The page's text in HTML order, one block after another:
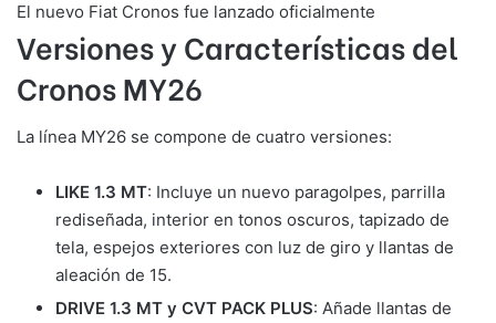
El nuevo Fiat Cronos fue lanzado oficialmente
Versiones y Características del
Cronos MY26
La línea MY26 se compone de cuatro versiones:
LIKE 1.3 MT: Incluye un nuevo paragolpes, parrilla
rediseñada, interior en tonos oscuros, tapizado de
tela, espejos exteriores con luz de giro y llantas de
aleación de 15.
DRIVE 1.3 MT y CVT PACK PLUS: Añade llantas de